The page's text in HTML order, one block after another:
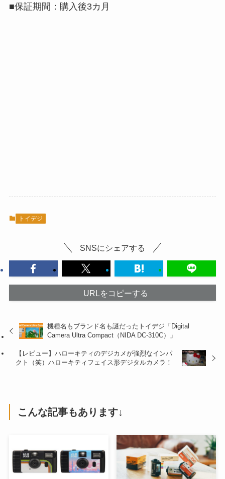
■保証期間：購入後3カ月
トイデジ
SNSにシェアする
URLをコピーする
機種名もブランド名も謎だったトイデジ「Digital
Camera Ultra Compact（NIDA DC-310C）」
【レビュー】ハローキティのデジカメが強烈なインパ
クト（笑）ハローキティフェイス形デジタルカメラ！
こんな記事もあります↓